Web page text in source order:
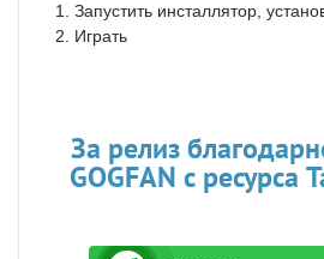
1. Запустить инсталлятор,
2. Играть
За релиз
GOGFAN с ресурса